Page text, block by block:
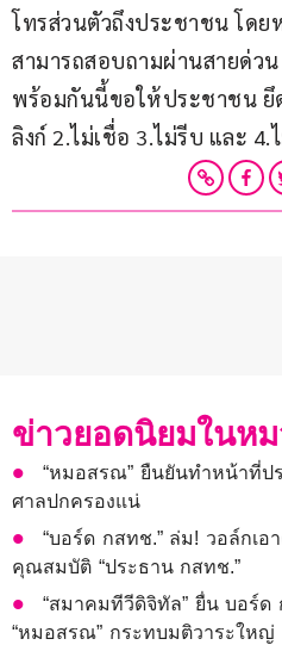
โทรส่วนตัวถึงประชาชน โด
สามารถสอบถามผ่านสายด่ว
พร้อมกันนี้ขอให้ประชาชน ยึ
ลิงก์ 2.ไม่เชื่อ 3.ไม่รีบ และ 4.
ข่าวยอดนิยมในห
“หมอสรณ” ยืนยันทำหน้าที่ป
ศาลปกครองแน่
“บอร์ด กสทช.” ล่ม! วอล์กเอ
คุณสมบัติ “ประธาน กสทช.”
“สมาคมทีวีดิจิทัล” ยื่น บอร์
“หมอสรณ” กระทบมติวาระใหญ่